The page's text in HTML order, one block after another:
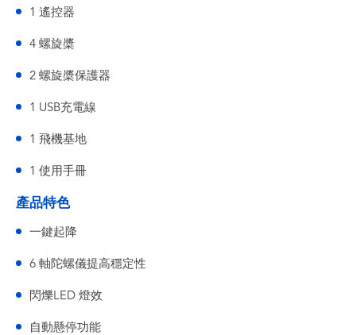
1 遙控器
4 螺旋槳
2 螺旋槳保護器
1 USB充電線
1 飛機基地
1 使用手冊
產品特色
一鍵起降
6 軸陀螺儀提高穩定性
閃爍LED 燈效
自動懸停功能